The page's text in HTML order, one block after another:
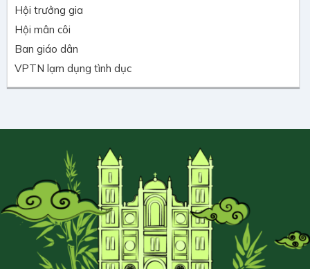
Hội trưởng gia
Hội mân côi
Ban giáo dân
VPTN lạm dụng tình dục